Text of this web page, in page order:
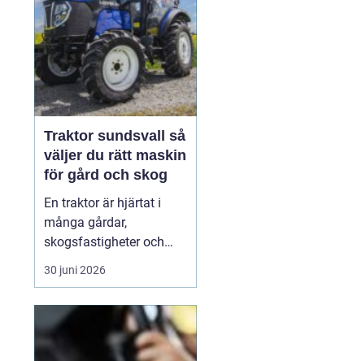
vardagen runt omkring.
...
Traktor sundsvall så
väljer du rätt maskin
för gård och skog
En traktor är hjärtat i
många gårdar,
skogsfastigheter och
entreprenadföretag runt
Sundsvall. Rätt maskin
och ryggar, oavsett om
arbetet handlar om
30 juni 2026